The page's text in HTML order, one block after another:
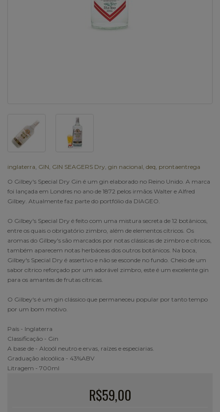
inglaterra GIN GIN SEAGERS Dry gin nacional deq prontaentrega
O Gilbey's Special Dry Gin é um gin elaborado no Reino Unido. A marca
foi lançada em Londres no ano de 1872 pelos irmãos Walter e Alfred
Gilbey. Atualmente faz parte do portfólio da DIAGEO.
O Gilbey's Special Dry é feito com uma mistura secreta de 12 botânicos,
entre os quais o obrigatório zimbro, além de elementos cítricos. Os
aromas do Gilbey's são marcados por notas clássicas de zimbro e cítricos,
também aparecem notas herbáceas dos outros botânicos. Na boca,
Gilbey's Special Dry é assertivo e não se esconde no fundo. Cheio de um
sabor cítrico reforçado por um adorável zimbro, este é um excelente gin
para os amantes de frutas cítricas.
O Gilbey's é um gin clássico que permaneceu popular por tanto tempo
por um bom motivo.
País - Inglaterra
Classificação - Gin
A base de - Alcoól neutro e ervas, raízes e especiarias.
Graduação alcoólica - 43%ABV
Litragem - 700ml
R$59,00